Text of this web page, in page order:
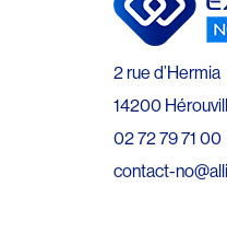
2 rue d’Hermia
14200
02 72 79 71 00
contact-